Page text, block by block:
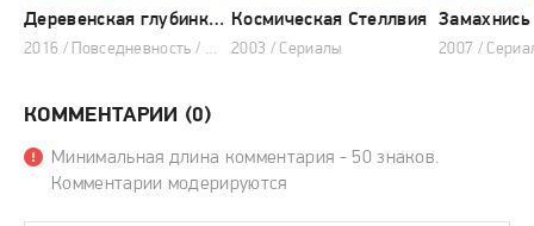
Деревенская глубинка 2: И вновь прекрасные деньки
2016 / Повседневность / Школа
Космическая Стеллвия
2003 / Сериалы
Замахнись
2007 /
КОММЕНТАРИИ (0)
Минимальная длина комментария - 50 знаков.
Комментарии модерируются